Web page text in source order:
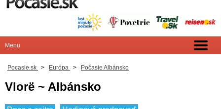
Pocasie.sk > Európa > Počasie Albánsko
Vlorë ~ Albánsko